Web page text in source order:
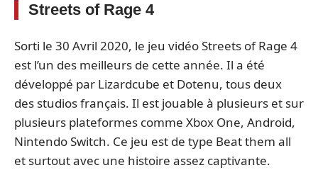
Streets of Rage 4
Sorti le 30 Avril 2020, le jeu vidéo Streets of Rage 4
est l’un des meilleurs de cette année. Il a été
développé par Lizardcube et Dotenu, tous deux
des studios français. Il est jouable à plusieurs et sur
plusieurs plateformes comme Xbox One, Android,
Nintendo Switch. Ce jeu est de type Beat them all
et surtout avec une histoire assez captivante.